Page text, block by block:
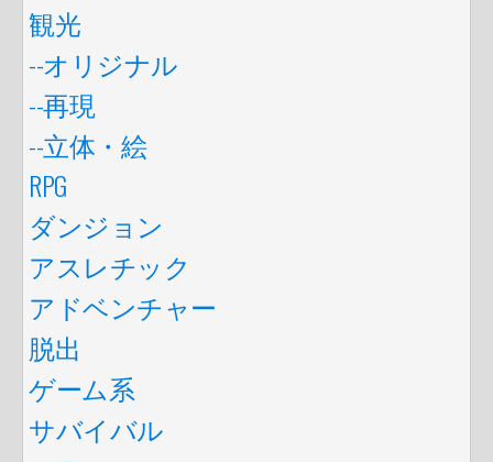
観光
--オリジナル
--再現
--立体・絵
RPG
ダンジョン
アスレチック
アドベンチャー
脱出
ゲーム系
サバイバル